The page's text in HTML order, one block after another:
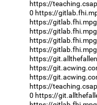
https://
0 https://
https://
https://
https://
https://
https://
https://
https://
https://
0 https://